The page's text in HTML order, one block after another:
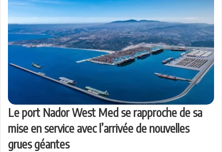
Le port Nador West Med se rapproche de sa
mise en service avec l’arrivée de nouvelles
grues géantes